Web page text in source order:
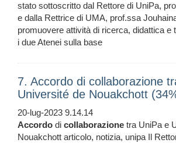
stato sottoscritto dal Rettore di UniPa,
e dalla Rettrice di UMA, prof.ssa
promuovere attività di ricerca, didattica e
i due Atenei sulla base
7. Accordo di collaborazione
Université de Nouakchott
20-lug-2023 9.14.14
Accordo di collaborazione tra UniPa e
Nouakchott articolo, notizia, unipa Il